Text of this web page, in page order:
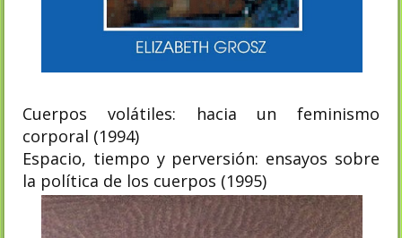
Cuerpos volátiles: hacia un feminismo
corporal (1994)
Espacio, tiempo y perversión: ensayos sobre
la política de los cuerpos (1995)